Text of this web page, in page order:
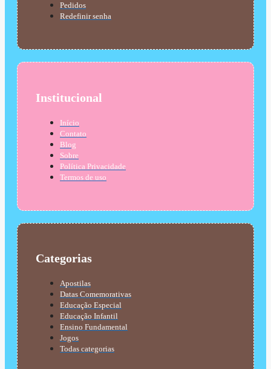
Pedidos
Redefinir senha
Institucional
Início
Contato
Blog
Sobre
Política Privacidade
Termos de uso
Categorias
Apostilas
Datas Comemorativas
Educação Especial
Educação Infantil
Ensino Fundamental
Jogos
Todas categorias